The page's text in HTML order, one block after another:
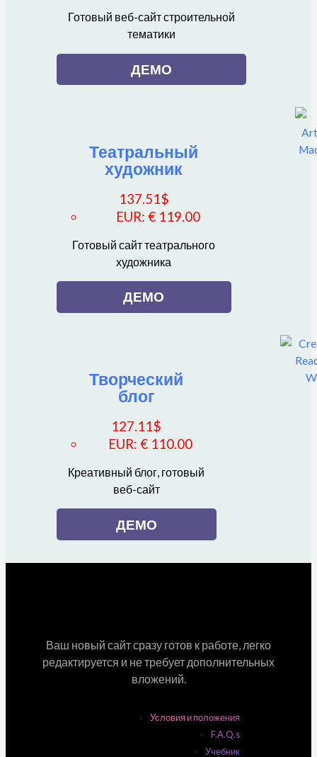
Готовый веб-сайт строительной
тематики
ДЕМО
Театральный
художник
137.51$
EUR: € 119.00
Готовый сайт театрального
художника
ДЕМО
Творческий
блог
127.11$
EUR:€ 110.00
Креативный блог, готовый
веб-сайт
ДЕМО
Ваш новый сайт сразу готов к работе, легко
редактируется и не требует дополнительных
вложений.
Условия и положения
F.A.Q.s
Учебник